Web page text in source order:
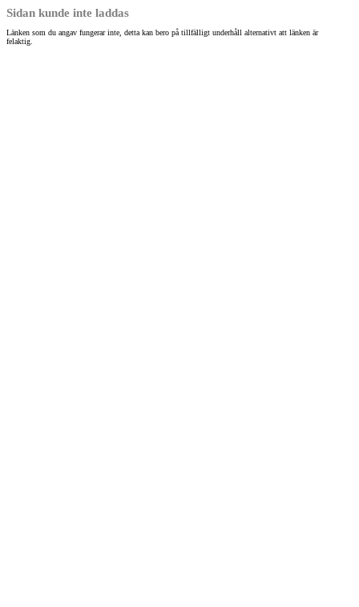
Sidan kunde inte laddas
Länken som du angav fungerar inte, detta kan bero på tillfälligt underhåll alternativt att länken är
felaktig.